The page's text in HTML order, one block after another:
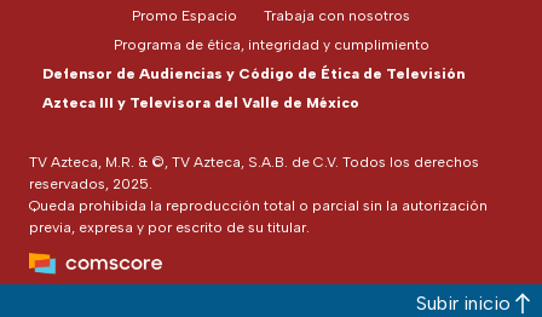
TV Azteca, M.R. & ©, TV Azteca, S.A.B. de C.V. Todos los derechos
reservados, 2025.
Queda prohibida la reproducción total o parcial sin la autorización
previa, expresa y por escrito de su titular.
Promo Espacio
Trabaja con nosotros
Programa de ética, integridad y cumplimiento
Defensor de Audiencias y Código de Ética de Televisión
Azteca III y Televisora del Valle de México
Subir inicio